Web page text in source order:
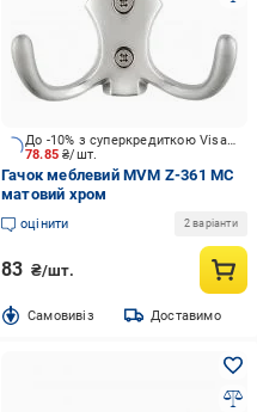
78.85₴/шт.
До -10% з суперкредиткою Visa Вигода
Гачок меблевий MVM Z-361 MC
матовий хром
оцінити 2 варіанти
83 ₴/шт.
Cамовивіз Доставимо